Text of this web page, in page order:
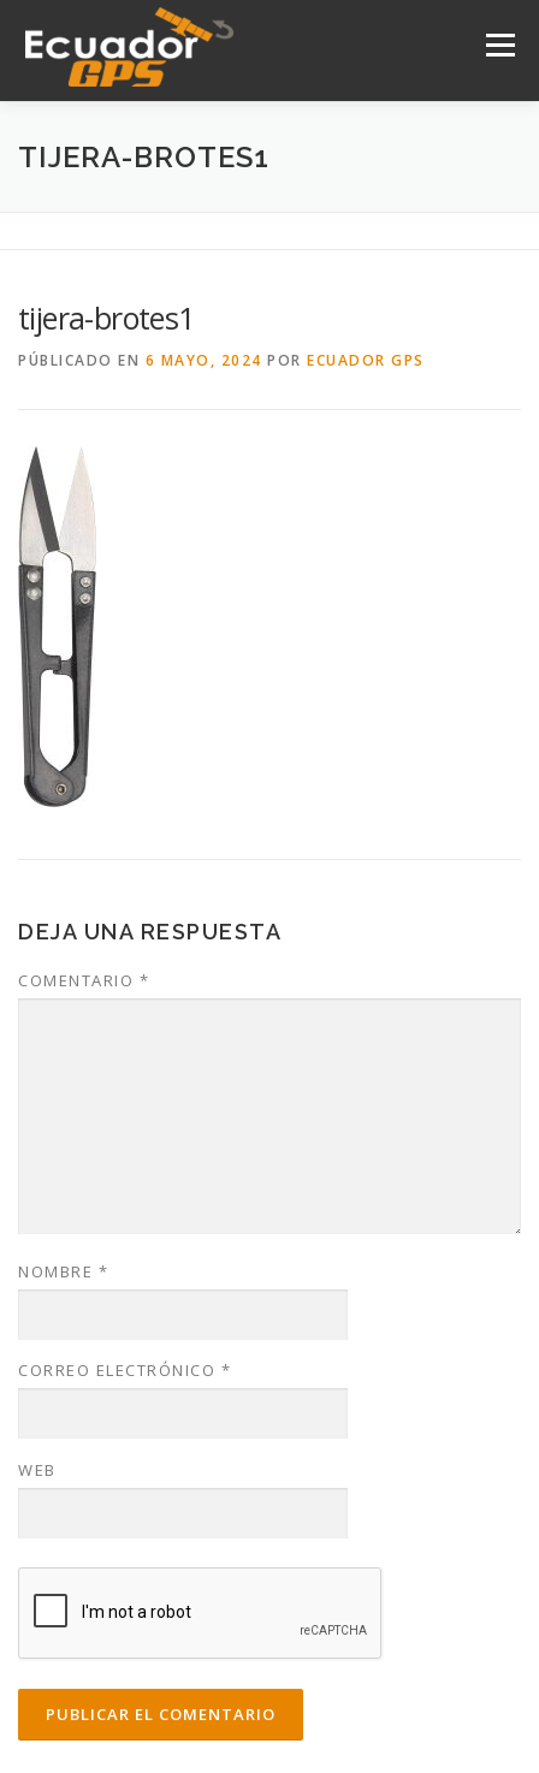
contenido
Menú
INICIO NOSOTROS
TIJERA-BROTES1
tijera-brotes1
PÚBLICADO EN 6 MAYO, 2024 POR ECUADOR GPS
DEJA UNA RESPUESTA
COMENTARIO *
NOMBRE *
CORREO ELECTRÓNICO *
WEB